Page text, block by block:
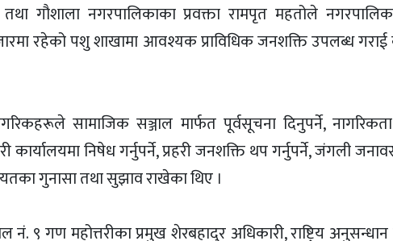
गौशाला नगरपालिकाका प्रवक्ता रामपृत महतोले
रहेको पशु शाखामा आवश्यक प्राविधिक जनशक्ति उपलब्ध
सामाजिक सञ्जाल मार्फत पूर्वसूचना दिनुपर्ने,
निषेध गर्नुपर्ने, प्रहरी जनशक्ति थप गर्नुपर्ने, जंगली
गुनासा तथा सुझाव राखेका थिए ।
नं. ९ गण महोत्तरीका प्रमुख शेरबहादुर अधिकारी, राष्ट्रिय